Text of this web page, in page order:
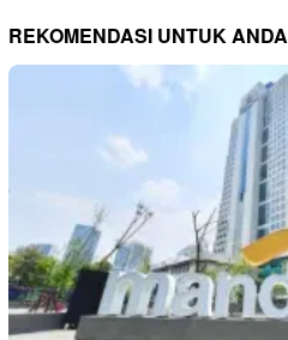
REKOMENDASI UNTUK ANDA